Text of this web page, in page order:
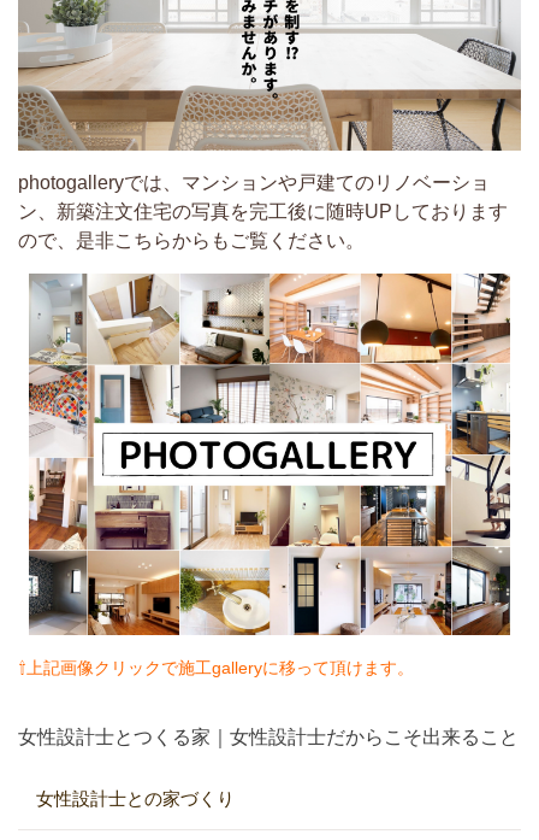
photogalleryでは、マンションや戸建てのリノベーショ
ン、新築注文住宅の写真を完工後に随時UPしております
ので、是非こちらからもご覧ください。
⇧上記画像クリックで施工galleryに移って頂けます。
女性設計士とつくる家｜女性設計士だからこそ出来ること
女性設計士との家づくり